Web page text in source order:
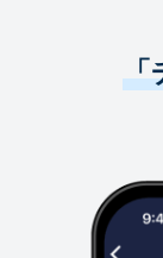
「